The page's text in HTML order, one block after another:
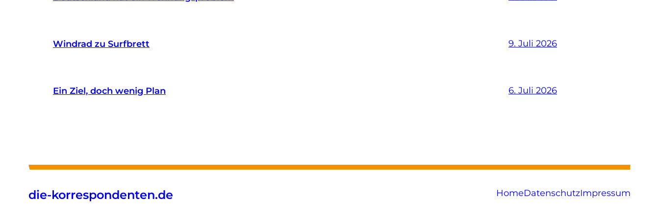
Windrad zu Surfbrett 9. Juli 2026
Ein Ziel, doch wenig Plan 6. Juli 2026
die-korrespondenten.de HomeDatenschutzImpressum